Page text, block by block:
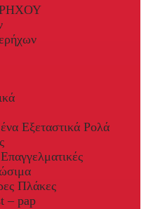
Εξεταστικά Ρολά
Πλάκες
– pap